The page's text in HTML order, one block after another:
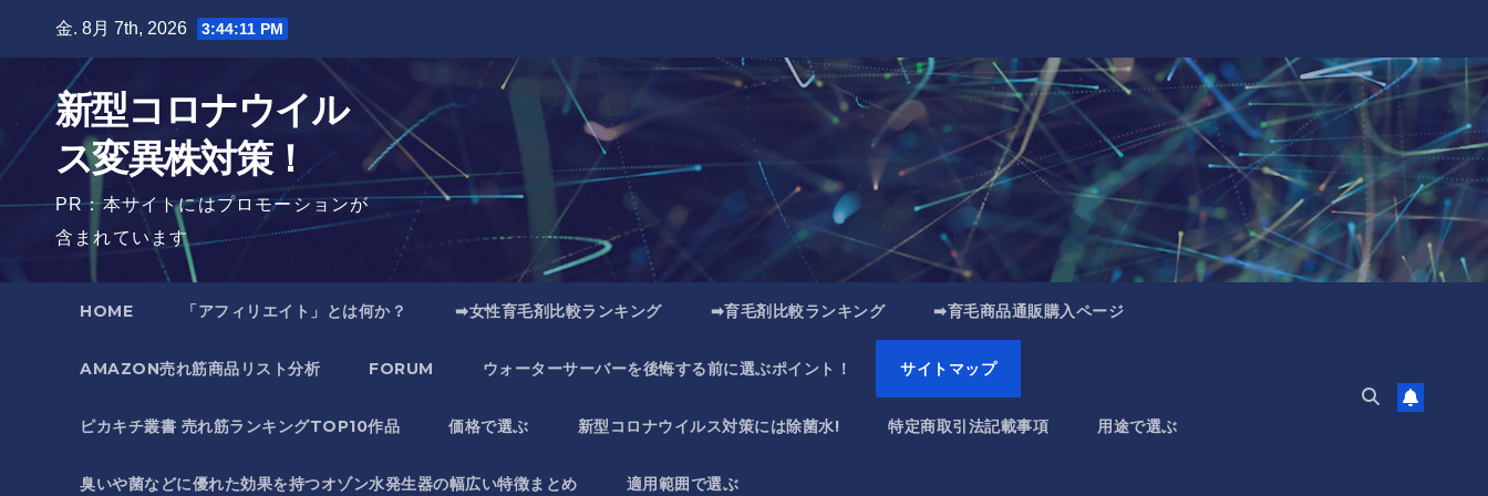
金. 8月 7th, 2026 3:44:12 PM
新型コロナウイル
ス変異株対策！
PR：本サイトにはプロモーションが
含まれています
HOME 「アフィリエイト」とは何か？ ➡女性育毛剤比較ランキング ➡育毛剤比較ランキング ➡育毛商品通販購入ページ
AMAZON売れ筋商品リスト分析 FORUM ウォーターサーバーを後悔する前に選ぶポイント！ サイトマップ
ピカキチ叢書 売れ筋ランキングTOP10作品 価格で選ぶ 新型コロナウイルス対策には除菌水! 特定商取引法記載事項 用途で選ぶ
臭いや菌などに優れた効果を持つオゾン水発生器の幅広い特徴まとめ 適用範囲で選ぶ